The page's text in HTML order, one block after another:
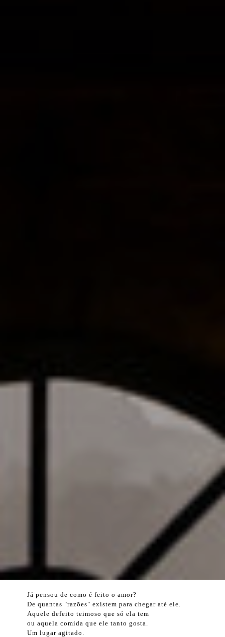
Já pensou de como é feito o amor?
De quantas "razões" existem para chegar até ele.
Aquele defeito teimoso que só ela tem
ou aquela comida que ele tanto gosta.
Um lugar agitado.